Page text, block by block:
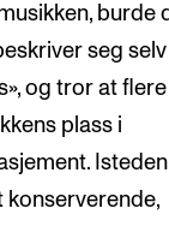
burde
seg
og tror at flere
plass i
Isteden
konserverende,